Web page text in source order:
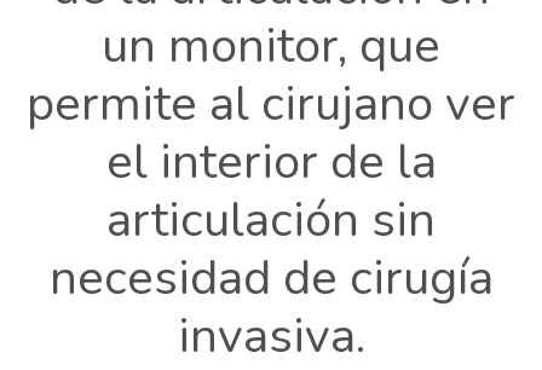
un monitor, que
permite al cirujano ver
el interior de la
articulación sin
necesidad de cirugía
invasiva.